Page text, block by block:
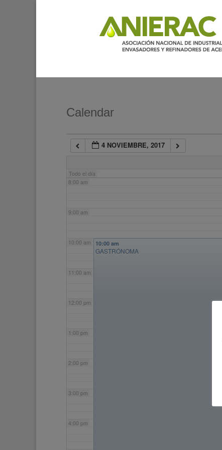
Calendar
4 NOVIEMBRE, 2017
Todo el día
7:00 am
8:00 am
9:00 am
10:00 am
11:00 am
12:00 pm
1:00 pm
2:00 pm
3:00 pm
4:00 pm
10:00 am
GASTRÓNOMA